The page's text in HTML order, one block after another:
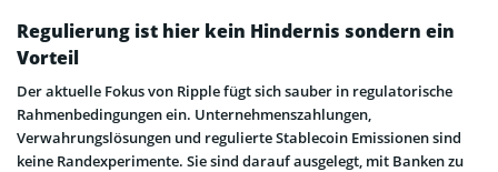
Regulierung ist hier kein Hindernis sondern ein
Vorteil
Der aktuelle Fokus von Ripple fügt sich sauber in regulatorische
Rahmenbedingungen ein. Unternehmenszahlungen,
Verwahrungslösungen und regulierte Stablecoin Emissionen sind
keine Randexperimente. Sie sind darauf ausgelegt, mit Banken zu